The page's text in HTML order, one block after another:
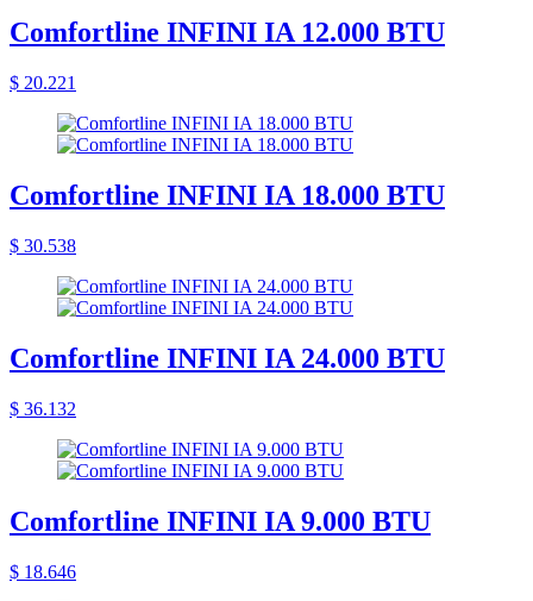
Comfortline INFINI IA 12.000 BTU
$ 20.221
Comfortline INFINI IA 18.000 BTU
$ 30.538
Comfortline INFINI IA 24.000 BTU
$ 36.132
Comfortline INFINI IA 9.000 BTU
$ 18.646